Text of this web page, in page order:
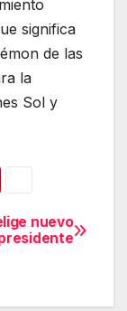
significa
de las
la
Sol y
nuevo